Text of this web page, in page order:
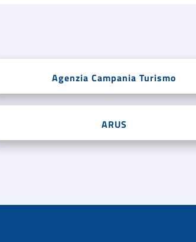
Agenzia Campania Turismo
ARUS